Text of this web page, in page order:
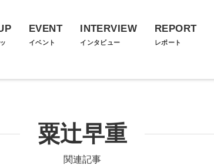
EVENT
イベント
INTERVIEW
インタビュー
REPORT
レポート
粟辻早重
関連記事